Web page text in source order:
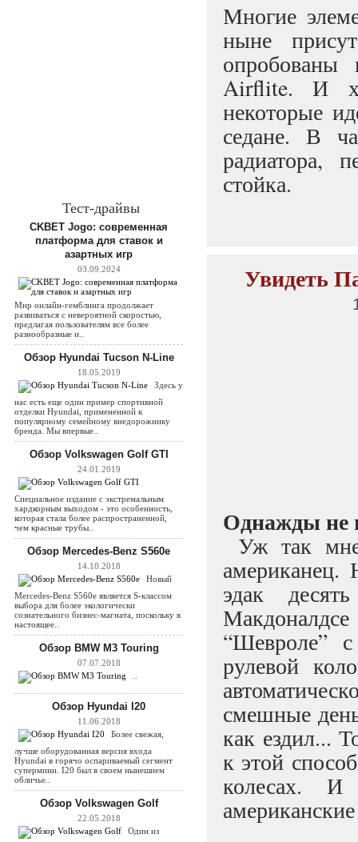
Тест-драйвы
CKBET Jogo: современная
платформа для ставок и
азартных игр
03.09.2024
Мир онлайн-гемблинга продолжает
развиваться с невероятной скоростью,
предлагая пользователям все более
разнообразные и..
Обзор Hyundai Tucson N-Line
18.05.2019
Здесь у
нас есть еще один пример спортивной
отделки Hyundai, примененной к
популярному семейному внедорожнику
бренда. Мы впервые..
Обзор Volkswagen Golf GTI
24.01.2019
Специальное издание с экстремальным
хардкорным выходом - это особенность,
которая стала более распространенной,
чем красные трубы..
Обзор Mercedes-Benz S560e
14.10.2018
Новый
Mercedes-Benz S560e является S-классом
выбора для более экологически
сознательного бизнес-магната, поскольку в
настоящее..
Обзор BMW M3 Touring
07.07.2018
Обзор Hyundai I20
11.06.2018
Более свежая,
лучше оборудованная версия входа
Hyundai в горячо оспариваемый сегмент
супермини. I20 был в своем нынешнем
обличье..
Обзор Volkswagen Golf
22.05.2018
Один из
Многие
ныне
опробованы
Airflite. И
некоторые
седане. В
радиатора,
стойка.
Увидеть
Однажды не
Уж так
эдак
Макдоналдсе
“Шевроле” с
рулевой
смешные
как ездил...
к этой
колесах. И